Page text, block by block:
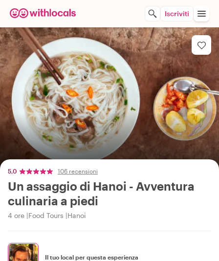
Iscriviti
5,0 106 recensioni
Un assaggio di Hanoi - Avventura
culinaria a piedi
4 ore Food Tours Hanoi
Il tuo local per questa esperienza